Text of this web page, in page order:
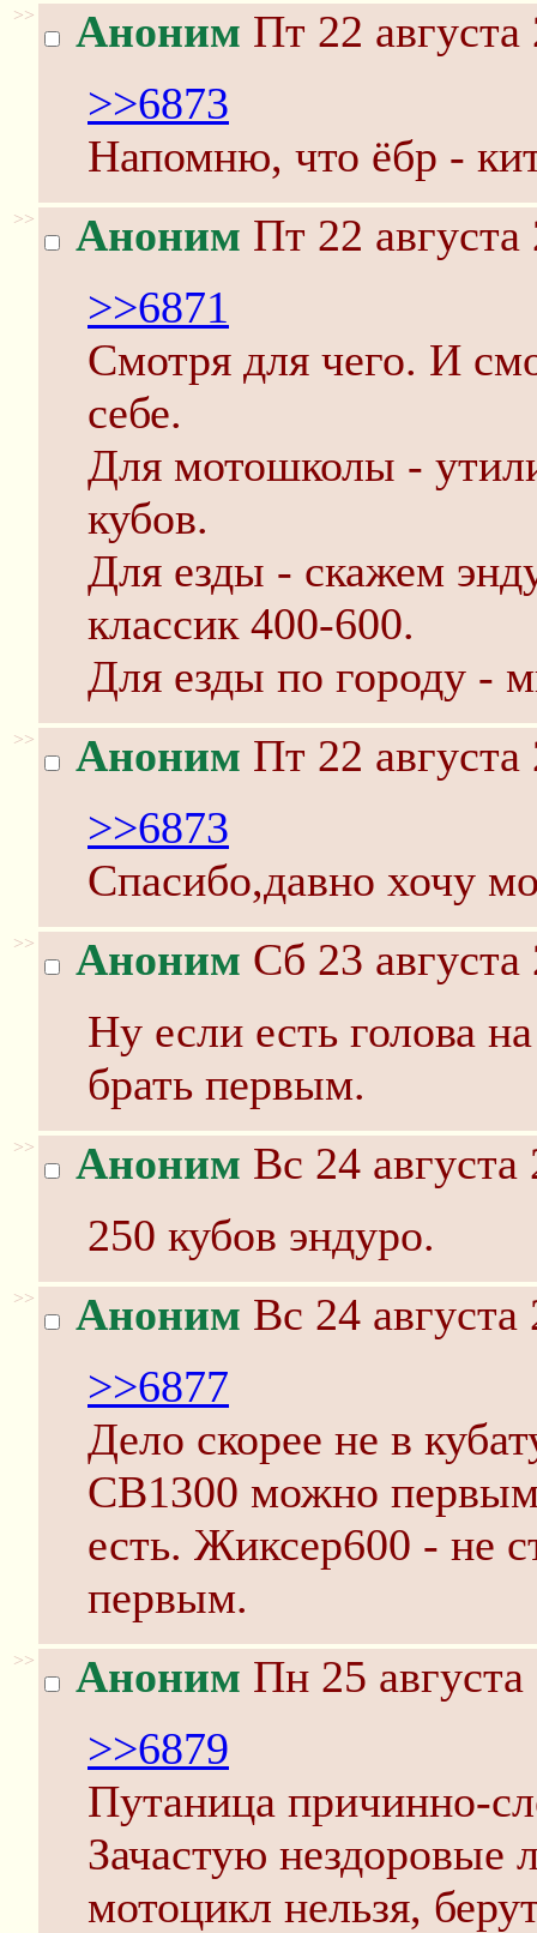
>> Аноним Пт 22
>>6873
Напомню, что ёбр -
>> Аноним Пт 22
>>6871
Смотря для чего. И
себе.
Для мотошколы -
кубов.
Для езды - скажем
классик 400-600.
Для езды по городу -
>> Аноним Пт 22
>>6873
Спасибо,давно хочу
>> Аноним Сб 23
Ну если есть голова
брать первым.
>> Аноним Вс 24
250 кубов эндуро.
>> Аноним Вс 24
>>6877
Дело скорее не в
CB1300 можно
есть. Жиксер600 - не
первым.
>> Аноним Пн 25
>>6879
Путаница причинно-
Зачастую
мотоцикл нельзя,